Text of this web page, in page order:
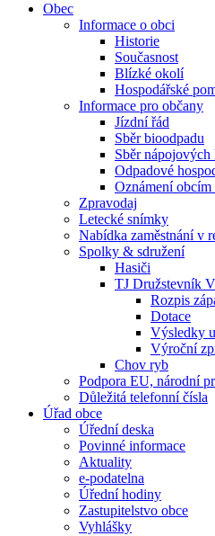
Obec
Informace o obci
Historie
Současnost
Blízké okolí
Hospodářské
Informace pro občany
Jízdní řád
Sběr bioodpadu
Sběr nápojových
Odpadové
Oznámení
Zpravodaj
Letecké snímky
Nabídka zaměstnání v
Spolky & sdružení
Hasiči
TJ Družstevník
Rozpis
Dotace
Výsledky
Výroční
Chov ryb
Podpora EU, národní
Důležitá telefonní čísla
Úřad obce
Úřední deska
Povinné informace
Aktuality
e-podatelna
Úřední hodiny
Zastupitelstvo obce
Vyhlášky